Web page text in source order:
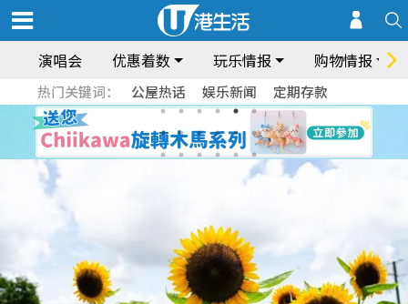
演唱会 优惠着数 玩乐情报 购物情报
热门关键词： 公屋热话 娱乐新闻 定期存款